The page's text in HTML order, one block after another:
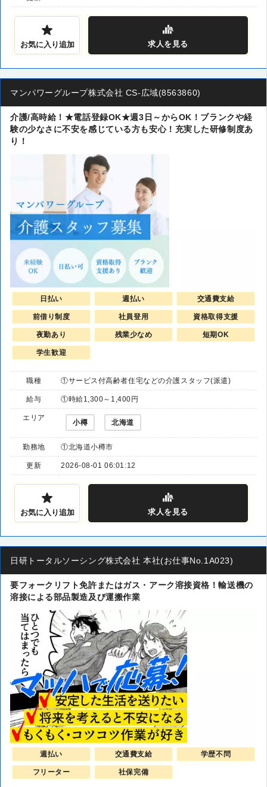
お気に入り追加 求人 を見る
マンパワーグループ株式会社 CS-広域(8563860)
介護/高時給！★電話登録OK★週3日～からOK！ブランクや経
験の少なさに不安を感じている方も安心！充実した研修制度あ
り！
日払い 週払い 交通費支給
前借り制度 社員登用 資格取得支援
夜勤あり 残業少なめ 短期OK
学生歓迎
職種 ①サービス付高齢者住宅などの介護スタッフ(派遣)
給与 ①時給1,300～1,400円
エリア
小樽 北海道
勤務地 ①北海道小樽市
更新 2026-08-01 06:01:12
お気に入り追加 求人 を見る
日研トータルソーシング株式会社 本社(お仕事No.1A023)
要フォークリフト免許またはガス・アーク溶接資格！輸送機の
溶接による部品製造及び運搬作業
週払い 交通費支給 学歴不問
フリーター 社保完備